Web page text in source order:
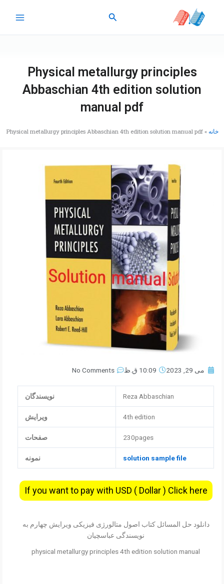
جستجو
Physical metallurgy principles
Abbaschian 4th edition solution
manual pdf
خانه »
Physical metallurgy principles Abbaschian 4th edition solution manual pdf
می 29, 2023 10:09 ق.ظ No Comments
Reza Abbaschian نویسندگان
4th edition ویرایش
230pages صفحات
solution sample file نمونه
If you want to pay with USD ( Dollar ) Click here
دانلود حل المسائل کتاب اصول متالورژی فیزیکی ویرایش چهارم به
نویسندگی عباسچیان
physical metallurgy principles 4th edition solution manual